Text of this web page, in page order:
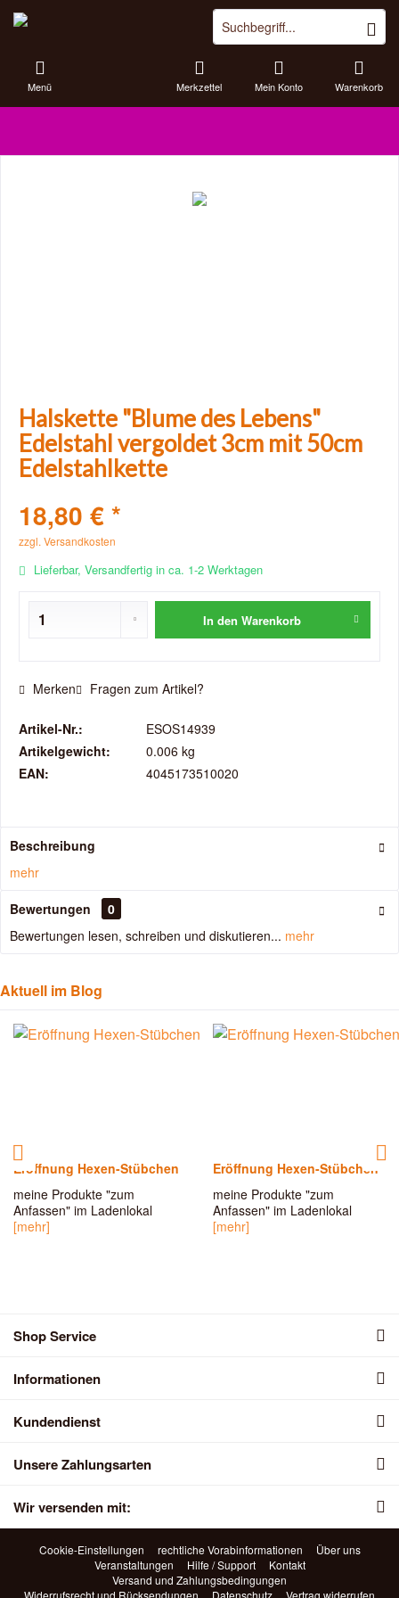
Menü Warenkorb
Merkzettel Mein Konto
Halskette "Blume des Lebens"
Edelstahl vergoldet 3cm mit 50cm
Edelstahlkette
18,80 € *
zzgl. Versandkosten
Lieferbar, Versandfertig in ca. 1-2 Werktagen
In den Warenkorb
Merken Fragen zum Artikel?
Artikel-Nr.:
ESOS14939
Artikelgewicht:
0.006 kg
EAN:
4045173510020
Beschreibung
mehr
Bewertungen
0
Bewertungen lesen, schreiben und diskutieren... mehr
Aktuell im Blog
Eröffnung Hexen-Stübchen
meine Produkte "zum
Anfassen" im Ladenlokal
[mehr]
Eröffnung Hexen-Stübchen
meine Produkte "zum
Anfassen" im Ladenlokal
[mehr]
Shop Service
Informationen
Kundendienst
Unsere Zahlungsarten
Wir versenden mit:
Cookie-Einstellungen rechtliche Vorabinformationen
Über uns
Veranstaltungen
Hilfe / Support
Kontakt
Versand und Zahlungsbedingungen
Widerrufsrecht und Rücksendungen
Datenschutz Vertrag widerrufen